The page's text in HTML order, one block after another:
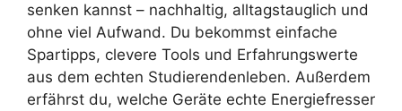
senken kannst – nachhaltig, alltagstauglich und
ohne viel Aufwand. Du bekommst einfache
Spartipps, clevere Tools und Erfahrungswerte
aus dem echten Studierendenleben. Außerdem
erfährst du, welche Geräte echte Energiefresser